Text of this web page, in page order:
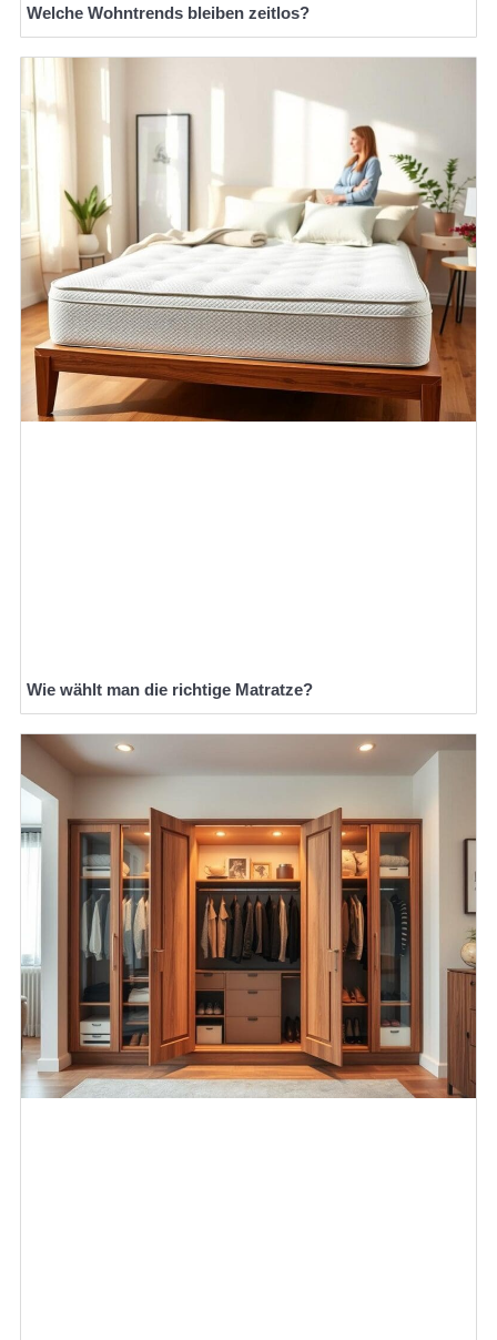
Welche Wohntrends bleiben zeitlos?
Wie wählt man die richtige Matratze?